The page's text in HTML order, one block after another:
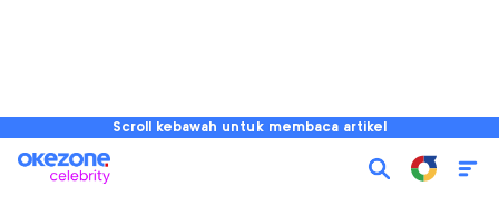
Scroll kebawah untuk membaca artikel